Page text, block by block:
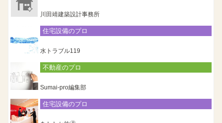
川田靖建築設計事務所
住宅設備のプロ
水トラブル119
不動産のプロ
Sumai-pro編集部
住宅設備のプロ